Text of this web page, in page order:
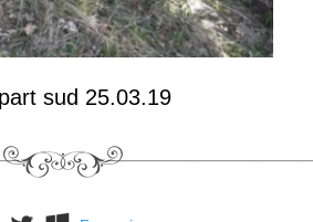
Denis
2021
sud 25.03.19